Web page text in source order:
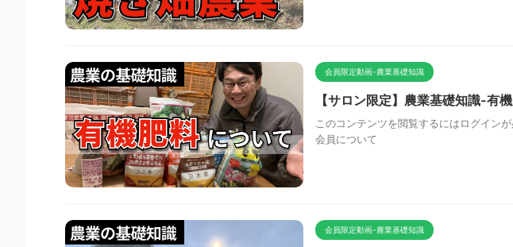
会員限定動画-農業基礎知識
【サロン限定】農業基礎知識-有
このコンテンツを閲覧するにはログイン
会員について
会員限定動画-農業基礎知識